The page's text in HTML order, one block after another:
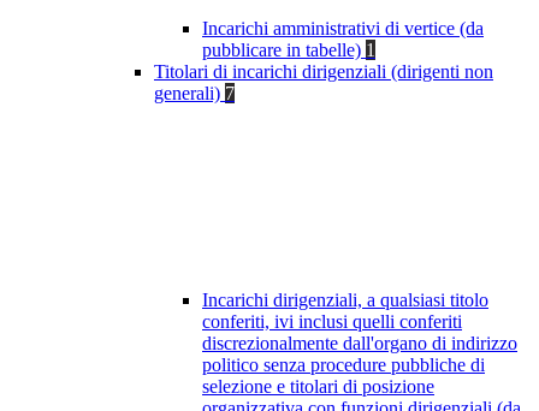
Incarichi amministrativi di vertice (da
pubblicare in tabelle) 1
Titolari di incarichi dirigenziali (dirigenti non
generali) 7
Incarichi dirigenziali, a qualsiasi titolo
conferiti, ivi inclusi quelli conferiti
discrezionalmente dall'organo di indirizzo
politico senza procedure pubbliche di
selezione e titolari di posizione